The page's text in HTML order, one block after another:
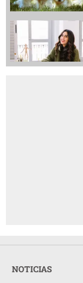
NOTICIAS